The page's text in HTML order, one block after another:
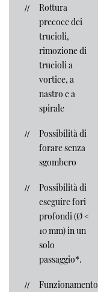
Rottura
precoce dei
trucioli,
rimozione di
trucioli a
vortice, a
nastro e a
spirale
Possibilità di
forare senza
sgombero
Possibilità di
eseguire fori
profondi (Ø <
10 mm) in un
solo
passaggio*.
Funzionamento